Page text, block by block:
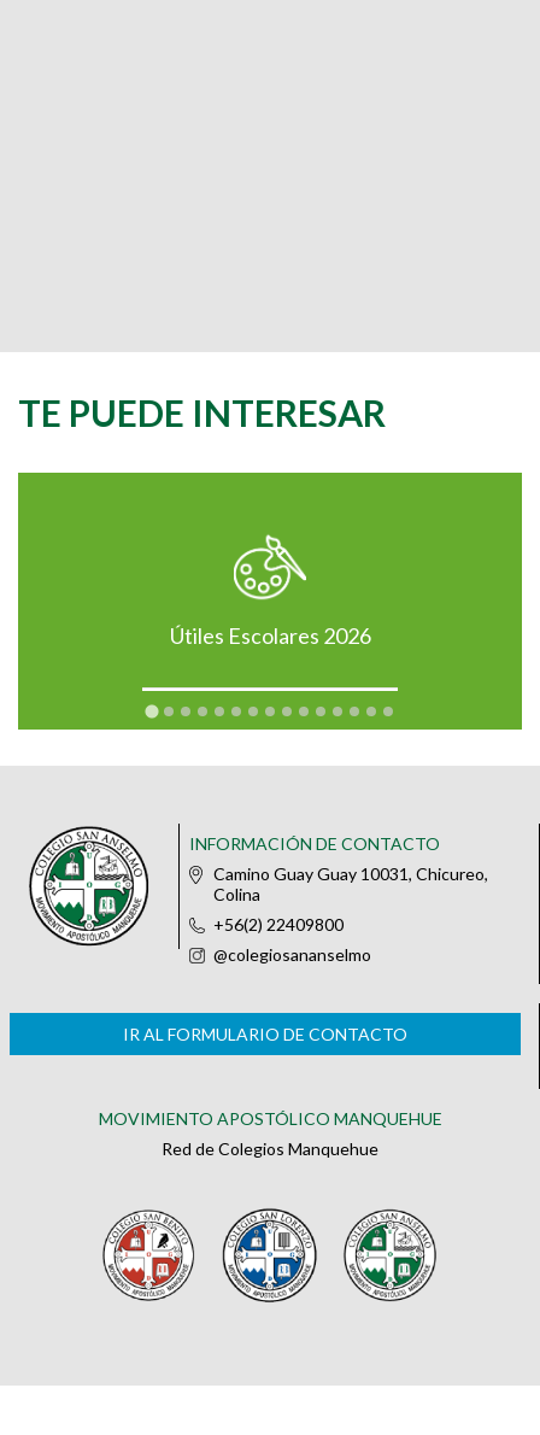
TE PUEDE INTERESAR
Útiles Escolares 2026
INFORMACIÓN DE CONTACTO
Camino Guay Guay 10031, Chicureo,
Colina
+56(2) 22409800
@colegiosananselmo
IR AL FORMULARIO DE CONTACTO
MOVIMIENTO APOSTÓLICO MANQUEHUE
Red de Colegios Manquehue